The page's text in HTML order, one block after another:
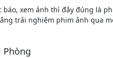
xem ảnh thì đây đúng là
trải nghiệm phim ảnh qua
Phòng